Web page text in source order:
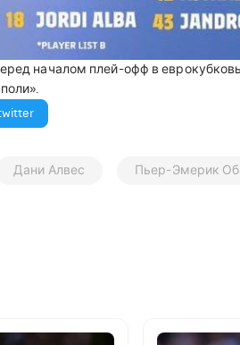
началом плей-офф в
Дани Алвес Пьер-Эмерик